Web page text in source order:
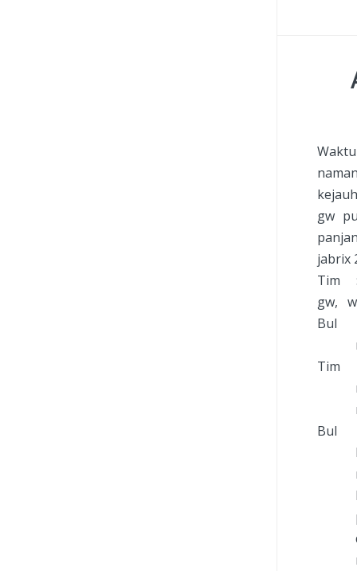
gw
jabrix
Tim :
gw,
Bul :
Tim :
Bul :